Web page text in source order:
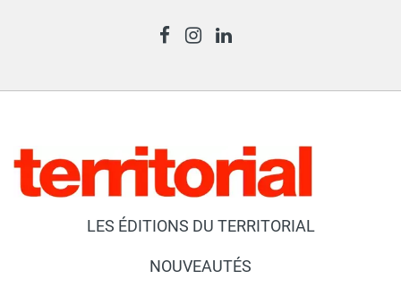
LES ÉDITIONS DU TERRITORIAL
NOUVEAUTÉS